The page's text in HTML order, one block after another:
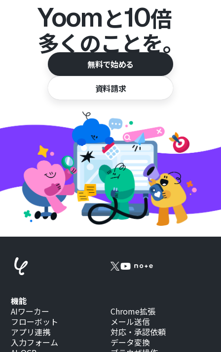
Yoomと10倍
多くのことを。
無料で始める
資料請求
機能
AIワーカー
フローボット
アプリ連携
入力フォーム
Chrome拡張
メール送信
対応・承認依頼
データ変換